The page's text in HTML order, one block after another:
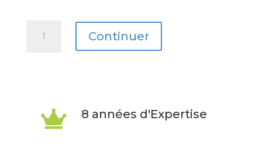
Continuer
 8 années d'Expertise